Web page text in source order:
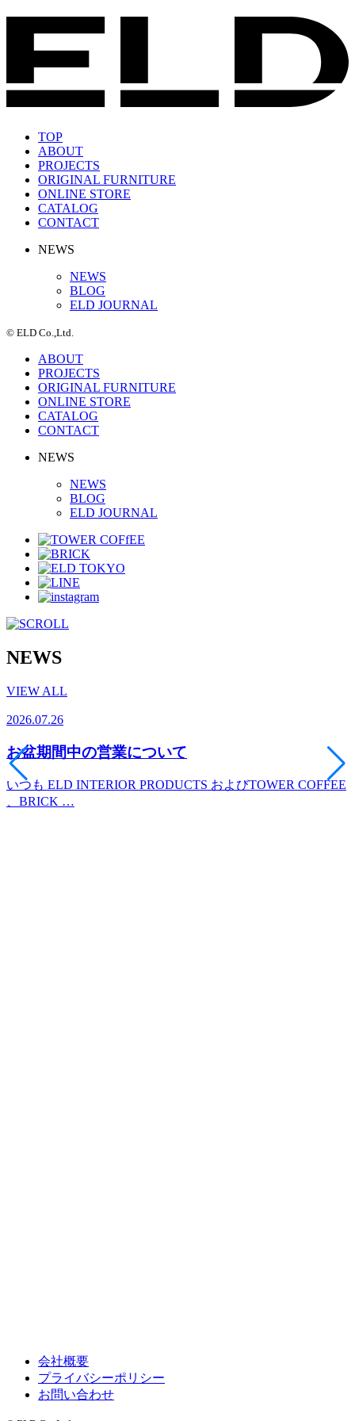
TOP
ABOUT
PROJECTS
ORIGINAL FURNITURE
ONLINE STORE
CATALOG
CONTACT
NEWS
NEWS
BLOG
ELD JOURNAL
© ELD Co.,Ltd.
ABOUT
PROJECTS
ORIGINAL FURNITURE
ONLINE STORE
CATALOG
CONTACT
NEWS
NEWS
BLOG
ELD JOURNAL
NEWS
VIEW ALL
2026.07.26
お盆期間中の営業について
いつも ELD INTERIOR PRODUCTS およびTOWER COFFEE
、BRICK …
会社概要
プライバシーポリシー
お問い合わせ